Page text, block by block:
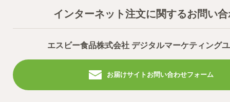
インターネット注文に関するお問い
エスビー食品株式会社 デジタルマーケティング
お届けサイトお問い合わせフォーム